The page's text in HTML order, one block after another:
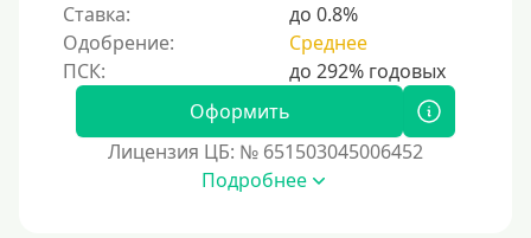
Ставка:
до 0.8%
Одобрение:
Среднее
Оформить
Лицензия ЦБ: № 651503045006452
Подробнее